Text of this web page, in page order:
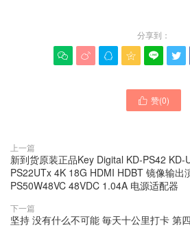
分享到：
     
 赞(0)
上一篇
新到货原装正品Key Digital KD-PS42 KD-
PS22UTx 4K 18G HDMI HDBT 镜像输出
PS50W48VC 48VDC 1.04A 电源适配器
下一篇
坚持 没有什么不可能 毎天十公里打卡 第